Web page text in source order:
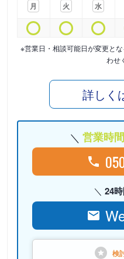
月
火
水
※営業日・相談可能日が変更と
わせ
詳しく
営業時
24
検